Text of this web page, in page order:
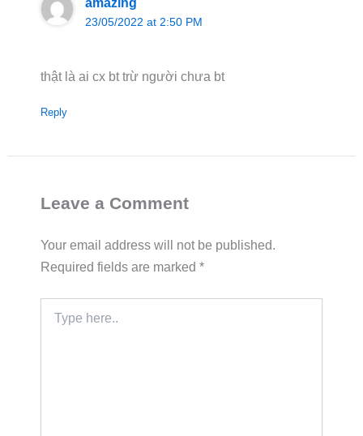
23/05/2022 at 2:50 PM
thật là ai cx bt trừ người chưa bt
Reply
Leave a Comment
Your email address will not be published.
Required fields are marked *
here..